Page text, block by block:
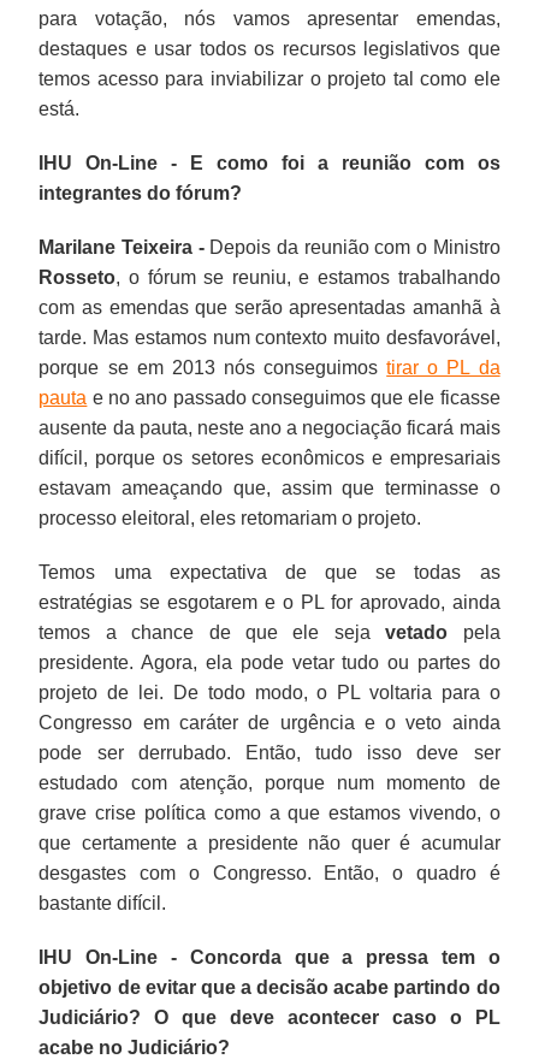
para votação, nós vamos apresentar emendas,
destaques e usar todos os recursos legislativos que
temos acesso para inviabilizar o projeto tal como ele
está.
IHU On-Line - E como foi a reunião com os
integrantes do fórum?
Marilane Teixeira -Depois da reunião com o Ministro
Rosseto, o fórum se reuniu, e estamos trabalhando
com as emendas que serão apresentadas amanhã à
tarde. Mas estamos num contexto muito desfavorável,
porque se em 2013 nós conseguimostirar o PL da
pauta e no ano passado conseguimos que ele ficasse
ausente da pauta, neste ano a negociação ficará mais
difícil, porque os setores econômicos e empresariais
estavam ameaçando que, assim que terminasse o
processo eleitoral, eles retomariam o projeto.
Temos uma expectativa de que se todas as
estratégias se esgotarem e o PL for aprovado, ainda
temos a chance de que ele sejavetado pela
presidente. Agora, ela pode vetar tudo ou partes do
projeto de lei. De todo modo, o PL voltaria para o
Congresso em caráter de urgência e o veto ainda
pode ser derrubado. Então, tudo isso deve ser
estudado com atenção, porque num momento de
grave crise política como a que estamos vivendo, o
que certamente a presidente não quer é acumular
desgastes com o Congresso. Então, o quadro é
bastante difícil.
IHU On-Line - Concorda que a pressa tem o
objetivo de evitar que a decisão acabe partindo do
Judiciário? O que deve acontecer caso o PL
acabe no Judiciário?